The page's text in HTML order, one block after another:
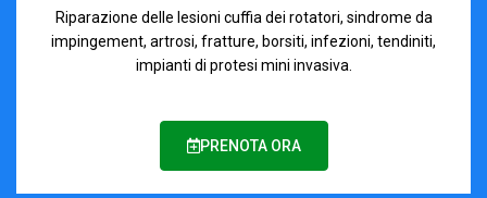
Riparazione delle lesioni cuffia dei rotatori, sindrome da
impingement, artrosi, fratture, borsiti, infezioni, tendiniti,
impianti di protesi mini invasiva.
PRENOTA ORA